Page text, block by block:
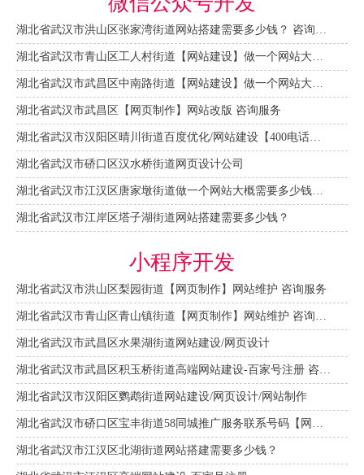
湖北省武汉市洪山区张家湾街道网站搭建需要多少钱？ 咨询服务
湖北省武汉市青山区工人村街道【网站建设】做一个网站大概需要多少钱？ 咨询服务
湖北省武汉市武昌区中南路街道【网站建设】做一个网站大概需要多少钱？
湖北省武汉市武昌区【网页制作】网站改版 咨询服务
湖北省武汉市汉阳区晴川街道百度优化/网站建设【400电话申请】
湖北省武汉市硚口区汉水桥街道网页设计公司
湖北省武汉市江汉区唐家墩街道做一个网站大概需要多少钱？【网站建设一条龙】
湖北省武汉市江岸区塔子湖街道网站搭建需要多少钱？
小程序开发
湖北省武汉市洪山区梨园街道【网页制作】网站维护 咨询服务
湖北省武汉市青山区青山镇街道【网页制作】网站维护 咨询服务
湖北省武汉市武昌区水果湖街道网站建设/网页设计
湖北省武汉市武昌区积玉桥街道高端网站建设-百家号注册 咨询服务
湖北省武汉市汉阳区鹦鹉街道网站建设/网页设计/网站制作
湖北省武汉市硚口区宝丰街道58同城推广服务联系号码【网站建设一条龙】
湖北省武汉市江汉区北湖街道网站搭建需要多少钱？